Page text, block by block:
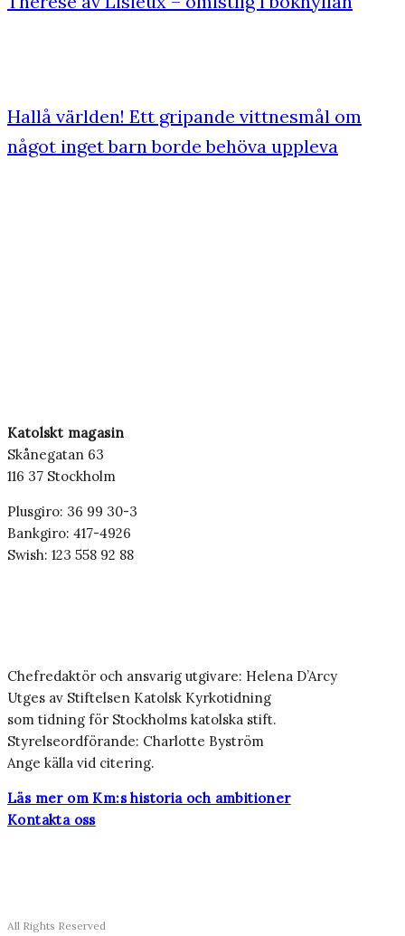
Hallå världen! Ett gripande vittnesmål om
något inget barn borde behöva uppleva
Katolskt magasin
Skånegatan 63
116 37 Stockholm
Plusgiro: 36 99 30-3
Bankgiro: 417-4926
Swish: 123 558 92 88
Chefredaktör och ansvarig utgivare: Helena D’Arcy
Utges av Stiftelsen Katolsk Kyrkotidning
som tidning för Stockholms katolska stift.
Styrelseordförande: Charlotte Byström
Ange källa vid citering.
Läs mer om Km:s historia och ambitioner
Kontakta oss
All Rights Reserved